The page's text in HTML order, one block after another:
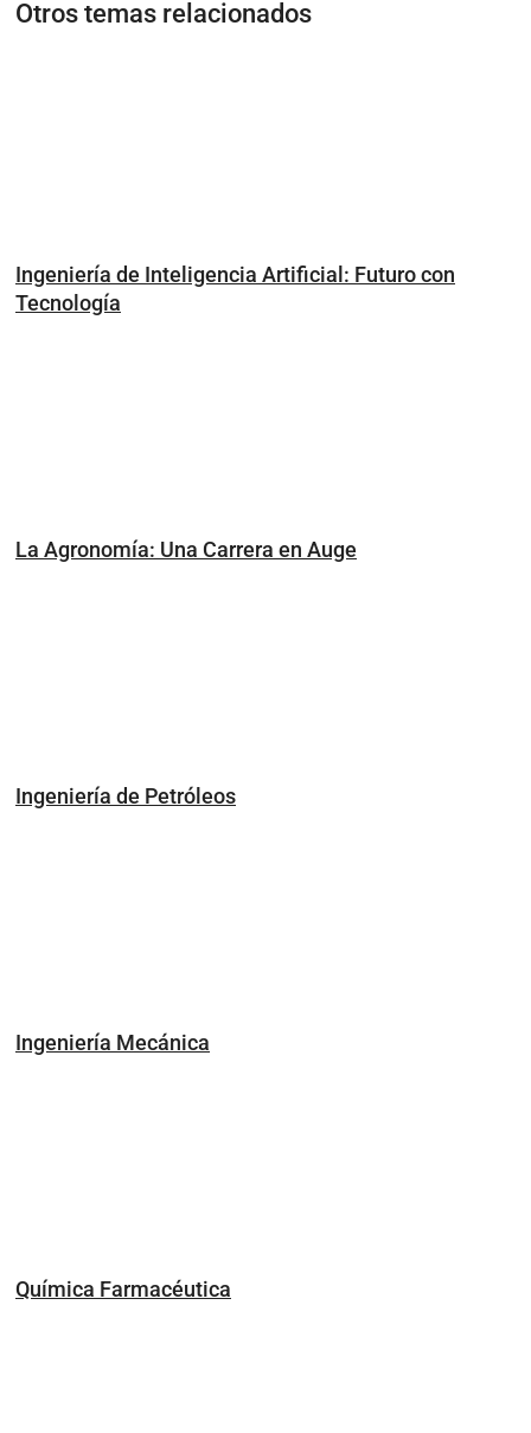
Otros temas relacionados
Ingeniería de Inteligencia Artificial: Futuro con
Tecnología
La Agronomía: Una Carrera en Auge
Ingeniería de Petróleos
Ingeniería Mecánica
Química Farmacéutica